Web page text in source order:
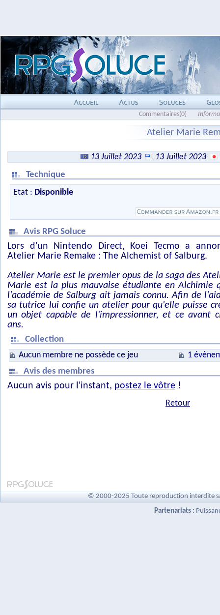
Commentaires(0)
Atelier Marie
13 Juillet 2023
13 Juillet 2023
Technique
Etat : Disponible
Avis RPG Soluce
Lors d'un Nintendo Direct, Koei Tecmo a
Atelier Marie Remake : The Alchemist of Salburg.
Atelier Marie est le premier opus de la saga des
Marie est la plus mauvaise étudiante en Alchimie
l'académie de Salburg ait jamais connu. Afin de
sa tutrice lui confie un atelier pour qu'elle puisse
un objet capable de l'impressionner, et ce avant
ans.
Collection
Aucun membre ne possède ce jeu
1
Avis des membres
Aucun avis pour l'instant, postez le vôtre !
Retour
© 2000-2025 Toute reproduction interdite
Partenariats :